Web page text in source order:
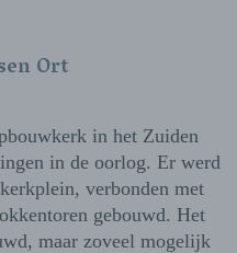
Ort
in het Zuiden
in de oorlog. Er werd
verbonden met
gebouwd. Het
maar zoveel mogelijk